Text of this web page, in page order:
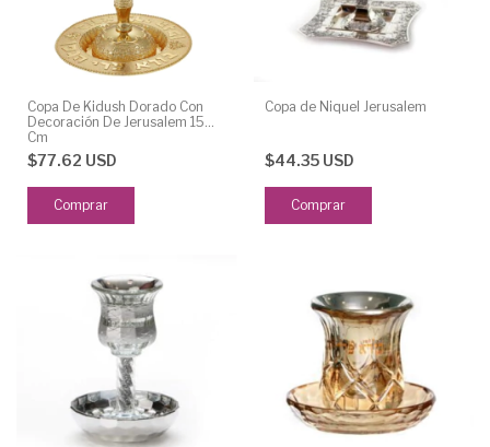
Copa De Kidush Dorado Con
Decoración De Jerusalem 15
Cm
$77.62 USD
Copa de Niquel Jerusalem
$44.35 USD